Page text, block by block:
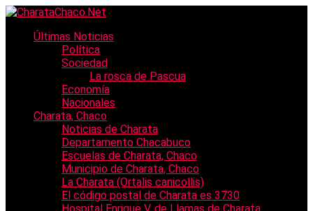
Últimas Noticias
Política
Sociedad
La rosca de Pascua
Economía
Nacionales
Charata, Chaco
Noticias de Charata
Departamento Chacabuco
Escuelas de Charata, Chaco
Municipio de Charata, Chaco
La Charata (Ortalis canicollis)
El código postal de Charata es 3730